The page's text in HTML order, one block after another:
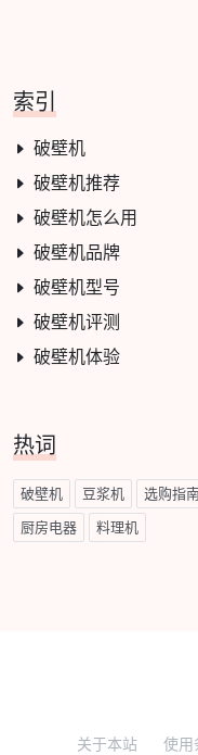
索引
破壁机
破壁机推荐
破壁机怎么用
破壁机品牌
破壁机型号
破壁机评测
破壁机体验
热词
破壁机 豆浆机 选购指
厨房电器 料理机
关于本站 使用